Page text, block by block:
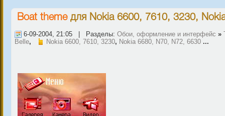
Boat themeдля Nokia 6600, 7610, 3230,
6-09-2004, 21:05 | Разделы: Обои, оформление и интерфейс »
Belle, Nokia 6600, 7610, 3230, Nokia 6680, N70, N72, 6630 ...